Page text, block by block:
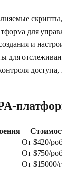
для
и
для
От $420/
От $750/
От $15000/